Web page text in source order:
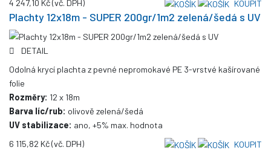
4 247,10 Kč(vč. DPH) KOUPIT
Plachty 12x18m - SUPER 200gr/1m2 zelená/šedá s UV
DETAIL
Odolná krycí plachta z pevné nepromokavé PE 3-vrstvé kašírované
folie
Rozměry: 12 x 18m
Barva líc/rub: olivově zelená/šedá
UV stabilizace: ano, +5% max. hodnota
6 115,82 Kč(vč. DPH) KOUPIT